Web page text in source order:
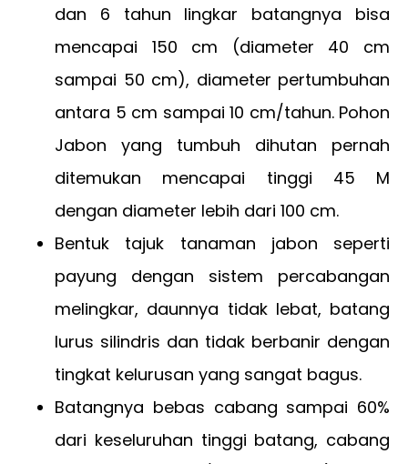
dan 6 tahun lingkar batangnya bisa
mencapai 150 cm (diameter 40 cm
sampai 50 cm), diameter pertumbuhan
antara 5 cm sampai 10 cm/tahun. Pohon
Jabon yang tumbuh dihutan pernah
ditemukan mencapai tinggi 45 M
dengan diameter lebih dari 100 cm.
Bentuk tajuk tanaman jabon seperti
payung dengan sistem percabangan
melingkar, daunnya tidak lebat, batang
lurus silindris dan tidak berbanir dengan
tingkat kelurusan yang sangat bagus.
Batangnya bebas cabang sampai 60%
dari keseluruhan tinggi batang, cabang